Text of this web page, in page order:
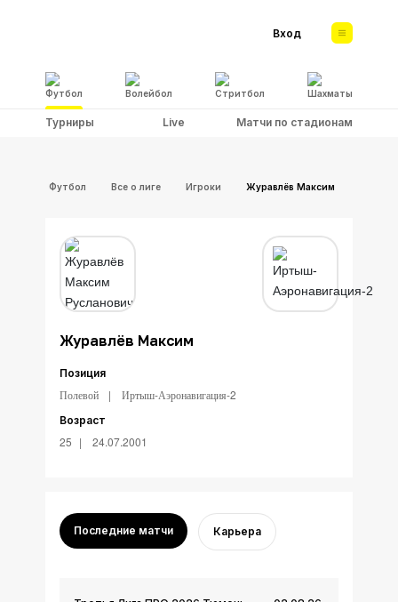
Футбол Волейбол Стритбол Шахматы
Вход
Турниры Live Матчи по стадионам
Футбол Все о лиге Игроки Журавлёв Максим
Журавлёв Максим
Позиция
Полевой Иртыш-Аэронавигация-2
Возраст
25 24.07.2001
Последние матчи Карьера